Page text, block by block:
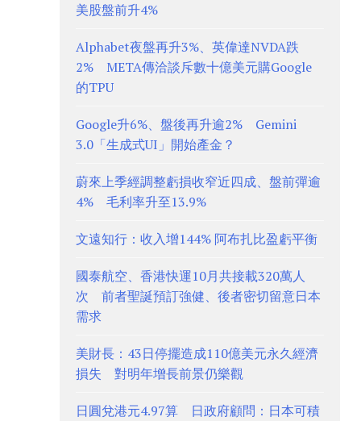
美股盤前升4%
Alphabet夜盤再升3%、英偉達NVDA跌
2% META傳洽談斥數十億美元購Google
的TPU
Google升6%、盤後再升逾2% Gemini
3.0「生成式UI」開始產金？
蔚來上季經調整虧損收窄近四成、盤前彈逾
4% 毛利率升至13.9%
文遠知行：收入增144% 阿布扎比盈虧平衡
國泰航空、香港快運10月共接載320萬人
次 前者聖誕預訂強健、後者密切留意日本
需求
美財長：43日停擺造成110億美元永久經濟
損失 對明年增長前景仍樂觀
日圓兌港元4.97算 日政府顧問：日本可積